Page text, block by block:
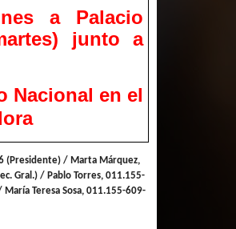
a Palacio
junto a
Nacional en el
(Presidente) / Marta Márquez,
Gral.) / Pablo Torres, 011.155-
Teresa Sosa, 011.155-609-